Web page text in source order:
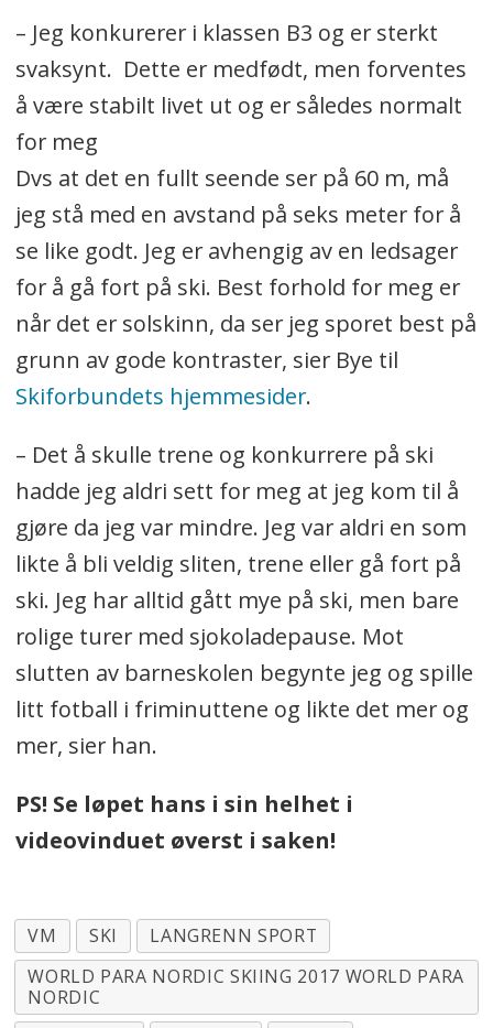
– Jeg konkurerer i klassen B3 og er sterkt
svaksynt. Dette er medfødt, men forventes
å være stabilt livet ut og er således normalt
for meg
Dvs at det en fullt seende ser på 60 m, må
jeg stå med en avstand på seks meter for å
se like godt. Jeg er avhengig av en ledsager
for å gå fort på ski. Best forhold for meg er
når det er solskinn, da ser jeg sporet best på
grunn av gode kontraster, sier Bye til
Skiforbundets hjemmesider.
– Det å skulle trene og konkurrere på ski
hadde jeg aldri sett for meg at jeg kom til å
gjøre da jeg var mindre. Jeg var aldri en som
likte å bli veldig sliten, trene eller gå fort på
ski. Jeg har alltid gått mye på ski, men bare
rolige turer med sjokoladepause. Mot
slutten av barneskolen begynte jeg og spille
litt fotball i friminuttene og likte det mer og
mer, sier han.
PS! Se løpet hans i sin helhet i
videovinduet øverst i saken!
VM SKI
LANGRENN SPORT
WORLD PARA NORDIC SKIING 2017 WORLD PARA
NORDIC